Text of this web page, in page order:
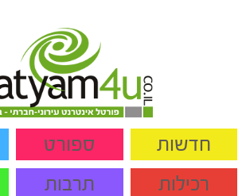
חדשות ספורט
רכילות
תרבות